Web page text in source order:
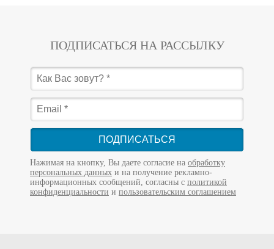
ПОДПИСАТЬСЯ НА РАССЫЛКУ
ПОДПИСАТЬСЯ
Нажимая на кнопку, Вы даете согласие на обработку
персональных данных и на получение рекламно-
информационных сообщений, согласны с политикой
конфиденциальности и пользовательским соглашением